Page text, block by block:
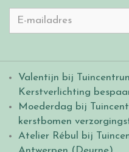
Valentijn bij
Kerstverlichting
Moederdag bij
kerstbomen
Atelier Rébul bij